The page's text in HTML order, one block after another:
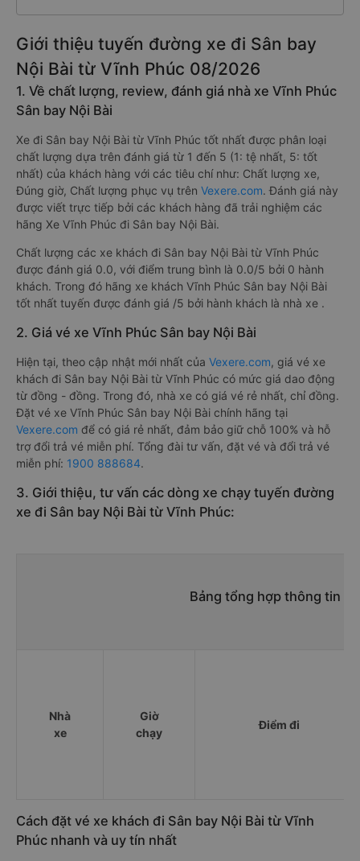
Giới thiệu tuyến đường xe đi Sân bay
Nội Bài từ Vĩnh Phúc 08/2026
1. Về chất lượng, review, đánh giá nhà xe Vĩnh Phúc
Sân bay Nội Bài
Xe đi Sân bay Nội Bài từ Vĩnh Phúc tốt nhất được phân loại
chất lượng dựa trên đánh giá từ 1 đến 5 (1: tệ nhất, 5: tốt
nhất) của khách hàng với các tiêu chí như: Chất lượng xe,
Đúng giờ, Chất lượng phục vụ trên Vexere.com. Đánh giá này
được viết trực tiếp bởi các khách hàng đã trải nghiệm các
hãng Xe Vĩnh Phúc đi Sân bay Nội Bài.
Chất lượng các xe khách đi Sân bay Nội Bài từ Vĩnh Phúc
được đánh giá 0.0, với điểm trung bình là 0.0/5 bởi 0 hành
khách. Trong đó hãng xe khách Vĩnh Phúc Sân bay Nội Bài
tốt nhất tuyến được đánh giá /5 bởi hành khách là nhà xe .
2. Giá vé xe Vĩnh Phúc Sân bay Nội Bài
Hiện tại, theo cập nhật mới nhất của Vexere.com, giá vé xe
khách đi Sân bay Nội Bài từ Vĩnh Phúc có mức giá dao động
từ đồng - đồng. Trong đó, nhà xe có giá vé rẻ nhất, chỉ đồng.
Đặt vé xe Vĩnh Phúc Sân bay Nội Bài chính hãng tại
Vexere.com để có giá rẻ nhất, đảm bảo giữ chỗ 100% và hỗ
trợ đổi trả vé miễn phí. Tổng đài tư vấn, đặt vé và đổi trả vé
miễn phí: 1900 888684.
3. Giới thiệu, tư vấn các dòng xe chạy tuyến đường
xe đi Sân bay Nội Bài từ Vĩnh Phúc:
Bảng tổng hợp thông tin
Nhà
xe
Giờ
chạy
Điểm đi
Cách đặt vé xe khách đi Sân bay Nội Bài từ Vĩnh
Phúc nhanh và uy tín nhất